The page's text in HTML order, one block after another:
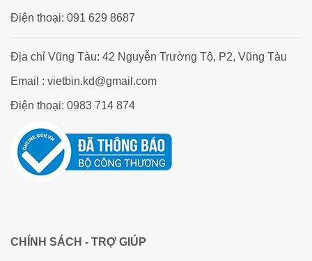
Điện thoại: 091 629 8687
Địa chỉ Vũng Tàu: 42 Nguyễn Trường Tộ, P2, Vũng Tàu
Email : vietbin.kd@gmail.com
Điện thoại: 0983 714 874
CHÍNH SÁCH - TRỢ GIÚP